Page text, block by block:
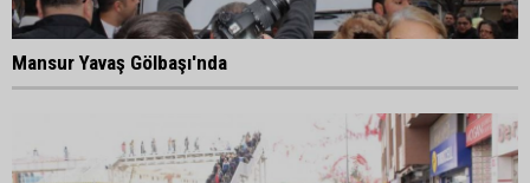
Mansur Yavaş Gölbaşı'nda